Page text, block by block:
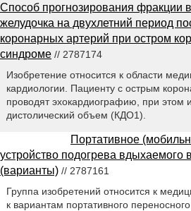
Способ прогнозирования фракции
желудочка на двухлетний период
коронарных артерий при остром
синдроме // 2787174
Изобретение относится к области
кардиологии. Пациенту с острым
проводят эхокардиографию, при этом
дистолический объем (КДО1).
Портативное
устройство подогрева вдыхаемого
(варианты) // 2787161
Группа изобретений относится к
к вариантам портативного